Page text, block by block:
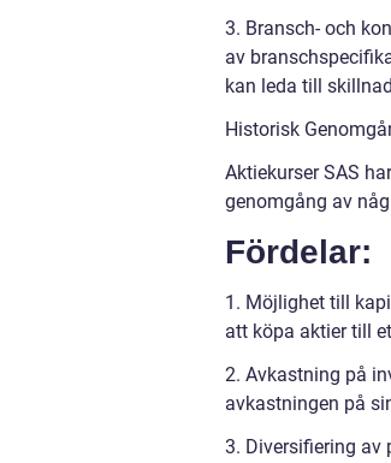
3. Bransch- och
av
kan leda till
Historisk
Aktiekurser SAS
genomgång av
Fördelar:
1. Möjlighet till
att köpa aktier till
2. Avkastning på
avkastningen på
3. Diversifiering av